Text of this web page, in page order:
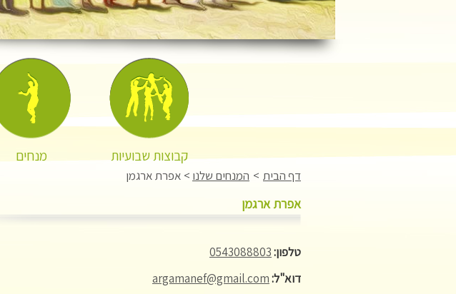
קבוצות שבועיות מנחים
דף הבית > המנחים שלנו > אפרת ארגמן
אפרת ארגמן
טלפון:0543088803
דוא"ל:argamanef@gmail.com